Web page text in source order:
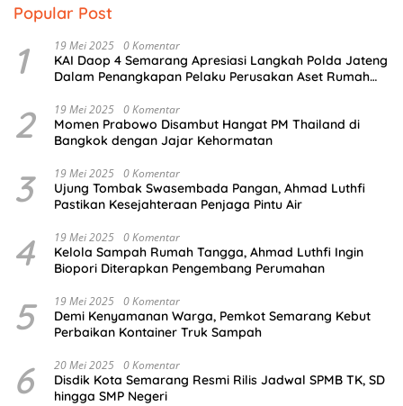
Popular Post
1 19 Mei 2025 0 Komentar
KAI Daop 4 Semarang Apresiasi Langkah Polda Jateng
Dalam Penangkapan Pelaku Perusakan Aset Rumah
2 19 Mei 2025 0 Komentar
Momen Prabowo Disambut Hangat PM Thailand di
Bangkok dengan Jajar Kehormatan
3 19 Mei 2025 0 Komentar
Ujung Tombak Swasembada Pangan, Ahmad Luthfi
Pastikan Kesejahteraan Penjaga Pintu Air
4 19 Mei 2025 0 Komentar
Kelola Sampah Rumah Tangga, Ahmad Luthfi Ingin
Biopori Diterapkan Pengembang Perumahan
5 19 Mei 2025 0 Komentar
Demi Kenyamanan Warga, Pemkot Semarang Kebut
Perbaikan Kontainer Truk Sampah
6 20 Mei 2025 0 Komentar
Disdik Kota Semarang Resmi Rilis Jadwal SPMB TK, SD
hingga SMP Negeri